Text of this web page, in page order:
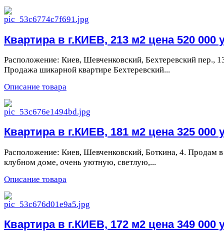
Квартира в г.КИЕВ, 213 м2 цена 520 000
Расположение: Киев, Шевченковский, Бехтеревский пер.,
Продажа шикарной квартире Бехтеревский...
Описание товара
Квартира в г.КИЕВ, 181 м2 цена 325 000
Расположение: Киев, Шевченковский, Боткина, 4. Продам в
клубном доме, очень уютную, светлую,...
Описание товара
Квартира в г.КИЕВ, 172 м2 цена 349 000